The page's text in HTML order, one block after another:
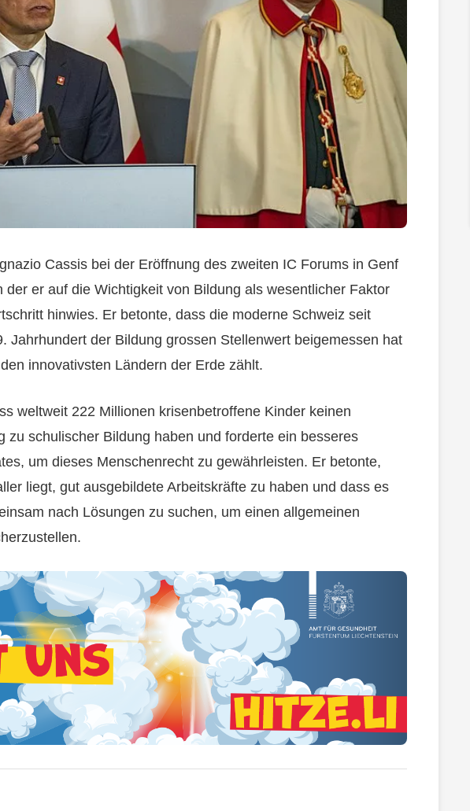
Cassis bei der Eröffnung des zweiten IC Forums in Genf
der er auf die Wichtigkeit von Bildung als wesentlicher Faktor
hinwies. Er betonte, dass die moderne Schweiz seit
Jahrhundert der Bildung grossen Stellenwert beigemessen hat
innovativsten Ländern der Erde zählt.
weltweit 222 Millionen krisenbetroffene Kinder keinen
zu schulischer Bildung haben und forderte ein besseres
um dieses Menschenrecht zu gewährleisten. Er betonte,
liegt, gut ausgebildete Arbeitskräfte zu haben und dass es
nach Lösungen zu suchen, um einen allgemeinen